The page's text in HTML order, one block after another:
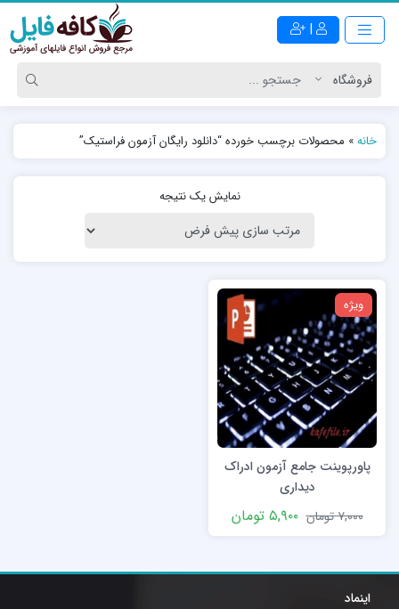
|
خانه» محصولات برچسب خورده “دانلود رایگان آزمون فراستیک”
نمایش یک نتیجه
ویژه
پاورپوینت جامع آزمون ادراک
دیداری
۷,۰۰۰تومان ۵,۹۰۰ تومان
اینماد